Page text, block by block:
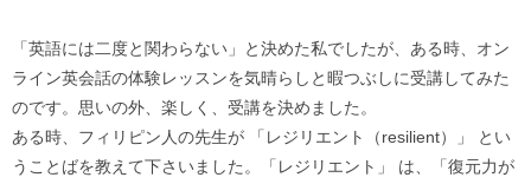
「英語には二度と関わらない」と決めた私でしたが、ある時、オン
ライン英会話の体験レッスンを気晴らしと暇つぶしに受講してみた
のです。思いの外、楽しく、受講を決めました。
ある時、フィリピン人の先生が 「レジリエント（resilient）」 とい
うことばを教えて下さいました。「レジリエント」 は、「復元力が